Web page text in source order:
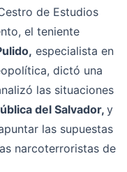
de Estudios
el teniente
especialista en
dictó una
las situaciones
del Salvador,y
las supuestas
narcoterroristas de